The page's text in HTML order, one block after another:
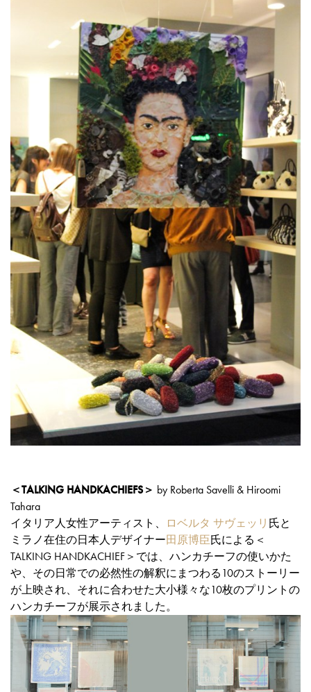
＜TALKING HANDKACHIEFS＞ by Roberta Savelli & Hiroomi
Tahara
イタリア人女性アーティスト、
ロベルタ サヴェッリ 氏と
ミラノ在住の日本人デザイナー田原博臣氏による＜
TALKING HANDKACHIEF＞では、ハンカチーフの使いかた
や、その日常での必然性の解釈にまつわる10のストーリー
が上映され、それに合わせた大小様々な10枚のプリントの
ハンカチーフが展示されました。